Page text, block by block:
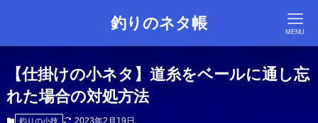
釣りのネタ帳 MENU
【仕掛けの小ネタ】道糸をベールに通し忘
れた場合の対処方法
釣りの小技 2023年2月19日